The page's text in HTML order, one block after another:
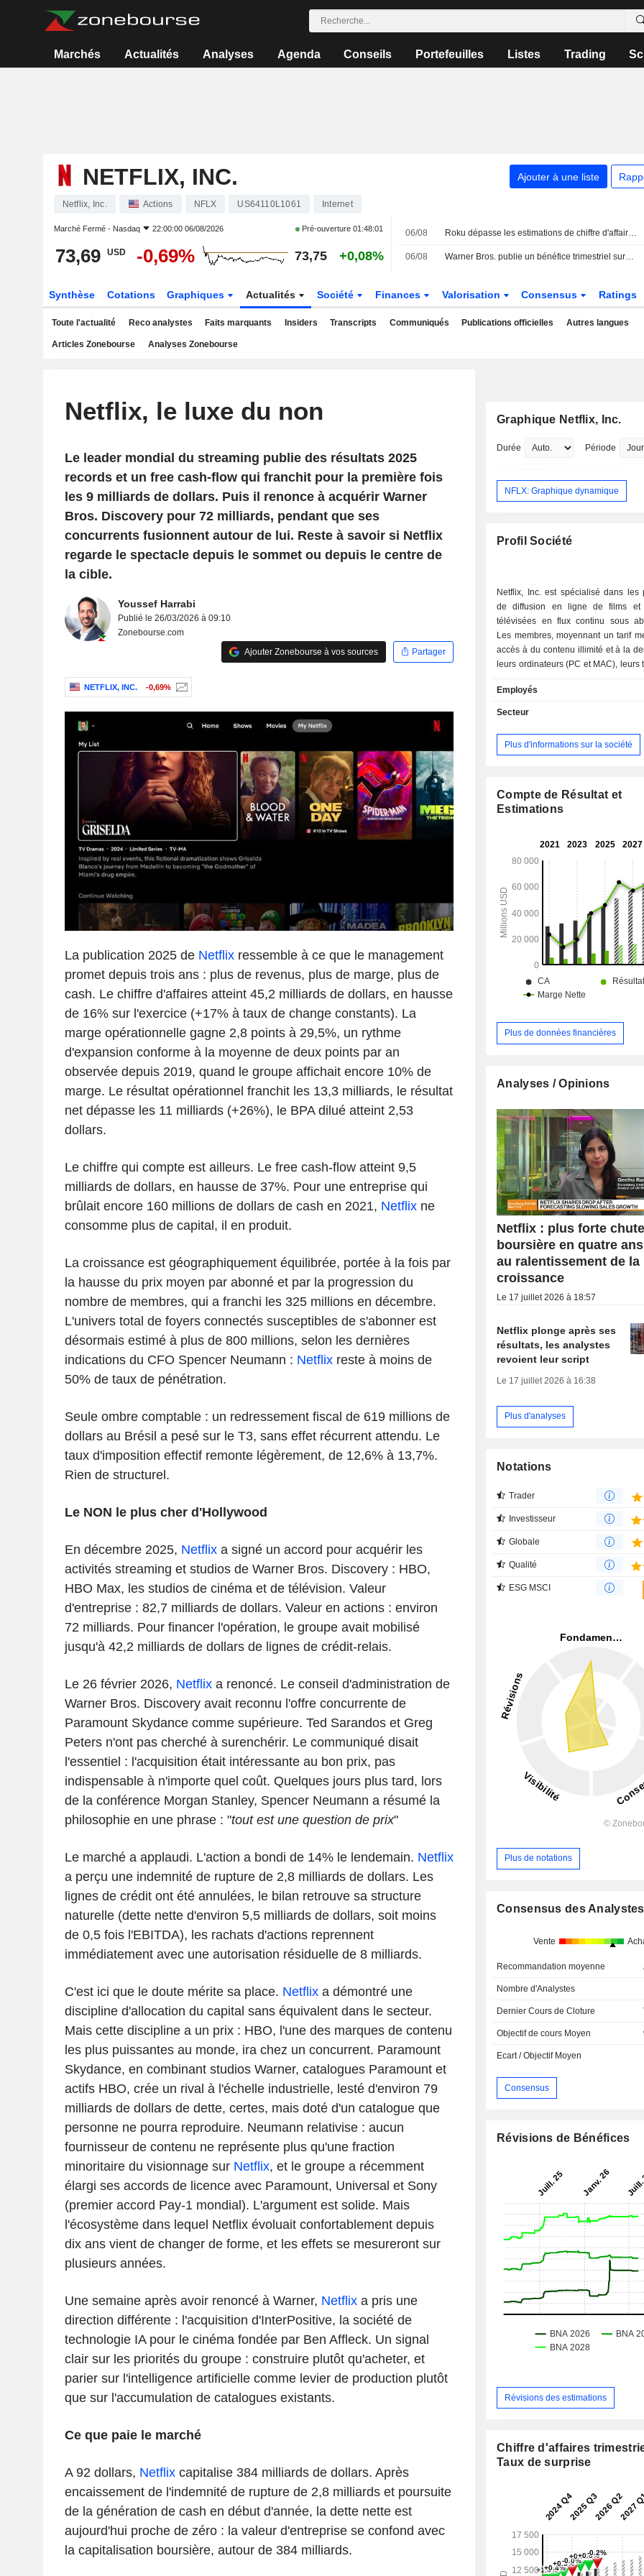
Marchés Actualités Analyses Agenda Conseils Portefeuilles Listes Trading
NETFLIX, INC. Ajouter à une liste
Netflix, Inc. Actions NFLX US64110L1061 Internet
Marché Fermé - Nasdaq 22:00:00 06/08/2026 Pré-ouverture 01:48:01
73,69 USD -0,69% 73,75 +0,08%
06/08 Roku dépasse les estimations de chiffre d'affaires trimestriel grâce à la solidité de la publicité et des abonnements
06/08 Warner Bros. publie un bénéfice trimestriel surprise grâce au streaming ; l'accord avec Paramount reçoit le feu vert du Royaume-Uni
Synthèse Cotations Graphiques Actualités Société Finances Valorisation Consensus Ratings
Toute l'actualité Reco analystes Faits marquants Insiders Transcripts Communiqués Publications officielles Autres langues
Articles Zonebourse Analyses Zonebourse
Netflix, le luxe du non
Le leader mondial du streaming publie des résultats 2025
records et un free cash-flow qui franchit pour la première fois
les 9 milliards de dollars. Puis il renonce à acquérir Warner
Bros. Discovery pour 72 milliards, pendant que ses
concurrents fusionnent autour de lui. Reste à savoir si Netflix
regarde le spectacle depuis le sommet ou depuis le centre de
la cible.
Youssef Harrabi
Publié le 26/03/2026 à 09:10
Zonebourse.com
Ajouter Zonebourse à vos sources
Partager
NETFLIX, INC. -0,69%
La publication 2025 de Netflixressemble à ce que le management
promet depuis trois ans : plus de revenus, plus de marge, plus de
cash. Le chiffre d'affaires atteint 45,2 milliards de dollars, en hausse
de 16% sur l'exercice (+17% à taux de change constants). La
marge opérationnelle gagne 2,8 points à 29,5%, un rythme
d'expansion conforme à la moyenne de deux points par an
observée depuis 2019, quand le groupe affichait encore 10% de
marge. Le résultat opérationnel franchit les 13,3 milliards, le résultat
net dépasse les 11 milliards (+26%), le BPA dilué atteint 2,53
dollars.
Le chiffre qui compte est ailleurs. Le free cash-flow atteint 9,5
milliards de dollars, en hausse de 37%. Pour une entreprise qui
brûlait encore 160 millions de dollars de cash en 2021, Netflixne
consomme plus de capital, il en produit.
La croissance est géographiquement équilibrée, portée à la fois par
la hausse du prix moyen par abonné et par la progression du
nombre de membres, qui a franchi les 325 millions en décembre.
L'univers total de foyers connectés susceptibles de s'abonner est
désormais estimé à plus de 800 millions, selon les dernières
indications du CFO Spencer Neumann : Netflixreste à moins de
50% de taux de pénétration.
Seule ombre comptable : un redressement fiscal de 619 millions de
dollars au Brésil a pesé sur le T3, sans effet récurrent attendu. Le
taux d'imposition effectif remonte légèrement, de 12,6% à 13,7%.
Rien de structurel.
Le NON le plus cher d'Hollywood
En décembre 2025, Netflixa signé un accord pour acquérir les
activités streaming et studios de Warner Bros. Discovery : HBO,
HBO Max, les studios de cinéma et de télévision. Valeur
d'entreprise : 82,7 milliards de dollars. Valeur en actions : environ
72 milliards. Pour financer l'opération, le groupe avait mobilisé
jusqu'à 42,2 milliards de dollars de lignes de crédit-relais.
Le 26 février 2026, Netflixa renoncé. Le conseil d'administration de
Warner Bros. Discovery avait reconnu l'offre concurrente de
Paramount Skydance comme supérieure. Ted Sarandos et Greg
Peters n'ont pas cherché à surenchérir. Le communiqué disait
l'essentiel : l'acquisition était intéressante au bon prix, pas
indispensable à n'importe quel coût. Quelques jours plus tard, lors
de la conférence Morgan Stanley, Spencer Neumann a résumé la
philosophie en une phrase : "tout est une question de prix"
Le marché a applaudi. L'action a bondi de 14% le lendemain. Netflix
a perçu une indemnité de rupture de 2,8 milliards de dollars. Les
lignes de crédit ont été annulées, le bilan retrouve sa structure
naturelle (dette nette d'environ 5,5 milliards de dollars, soit moins
de 0,5 fois l'EBITDA), les rachats d'actions reprennent
immédiatement avec une autorisation résiduelle de 8 milliards.
C'est ici que le doute mérite sa place. Netflixa démontré une
discipline d'allocation du capital sans équivalent dans le secteur.
Mais cette discipline a un prix : HBO, l'une des marques de contenu
les plus puissantes au monde, ira chez un concurrent. Paramount
Skydance, en combinant studios Warner, catalogues Paramount et
actifs HBO, crée un rival à l'échelle industrielle, lesté d'environ 79
milliards de dollars de dette, certes, mais doté d'un catalogue que
personne ne pourra reproduire. Neumann relativise : aucun
fournisseur de contenu ne représente plus qu'une fraction
minoritaire du visionnage sur Netflix, et le groupe a récemment
élargi ses accords de licence avec Paramount, Universal et Sony
(premier accord Pay-1 mondial). L'argument est solide. Mais
l'écosystème dans lequel Netflix évoluait confortablement depuis
dix ans vient de changer de forme, et les effets se mesureront sur
plusieurs années.
Une semaine après avoir renoncé à Warner, Netflixa pris une
direction différente : l'acquisition d'InterPositive, la société de
technologie IA pour le cinéma fondée par Ben Affleck. Un signal
clair sur les priorités du groupe : construire plutôt qu'acheter, et
parier sur l'intelligence artificielle comme levier de production plutôt
que sur l'accumulation de catalogues existants.
Ce que paie le marché
A 92 dollars, Netflixcapitalise 384 milliards de dollars. Après
encaissement de l'indemnité de rupture de 2,8 milliards et poursuite
de la génération de cash en début d'année, la dette nette est
aujourd'hui proche de zéro : la valeur d'entreprise se confond avec
la capitalisation boursière, autour de 384 milliards.
Graphique Netflix, Inc.
Durée Période
NFLX: Graphique dynamique
Profil Société
Netflix, Inc. est spécialisé dans les
de diffusion en ligne de films et
télévisées en flux continu sous
Les membres, moyennant un tarif
accès à du contenu illimité et à la
leurs ordinateurs (PC et MAC), leurs
dispositifs (Xbox 360, PlayStation,
etc.) connectés à Internet. La répartition
et Canada (44,2%), Europe-
Afrique (32,1%), Amérique latine
Employés
Secteur
Plus d'informations sur la société
Compte de Résultat et
Estimations
Plus de données financières
Analyses / Opinions
Netflix : plus forte chute
boursière en quatre
au ralentissement de la
croissance
Le 17 juillet 2026 à 18:57
Netflix plonge après ses
résultats, les analystes
revoient leur script
Le 17 juillet 2026 à 16:38
Plus d'analyses
Notations
Trader
Investisseur
Globale
Qualité
ESG MSCI
Plus de notations
Consensus des Analystes
Vente
Recommandation moyenne
Nombre d'Analystes
Dernier Cours de Cloture
Objectif de cours Moyen
Ecart / Objectif Moyen
Consensus
Révisions de Bénéfices
Révisions des estimations
Chiffre d'affaires
Taux de surprise